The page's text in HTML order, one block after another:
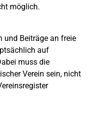
möglich.
und Beiträge an freie
auf
muss die
Verein sein, nicht